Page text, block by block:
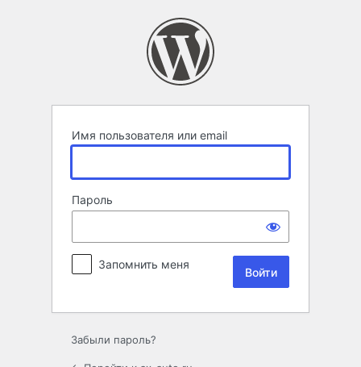
Имя пользователя или email
Пароль
Запомнить меня
Забыли пароль?